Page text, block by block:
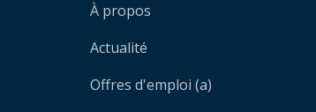
À propos
Actualité
Offres d'emploi (a)